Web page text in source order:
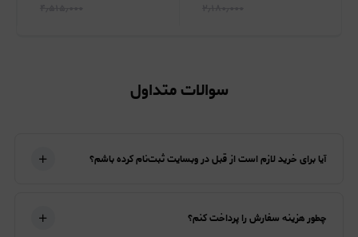
سوالات متداول
آیا برای خرید لازم است از قبل در وبسایت ثبت‌نام کرده باشم؟
چطور هزینه سفارش را پرداخت کنم؟